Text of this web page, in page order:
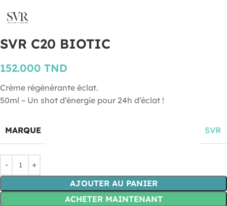
SVR C20 BIOTIC
152.000 TND
Crème régénérante éclat.
50ml – Un shot d’énergie pour 24h d’éclat !
MARQUE SVR
AJOUTER AU PANIER
ACHETER MAINTENANT